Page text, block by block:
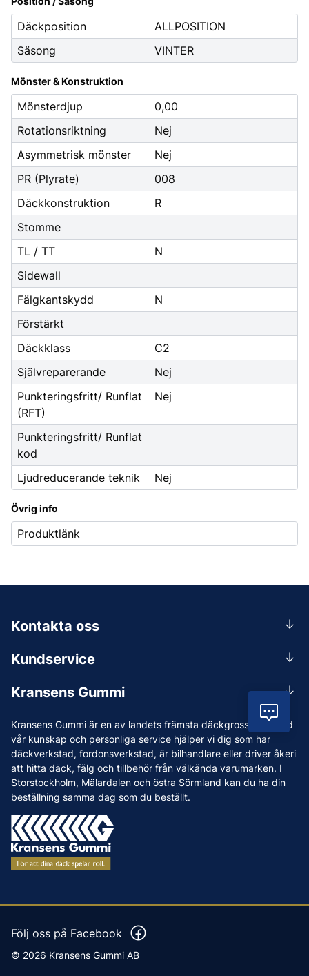
Däckposition
ALLPOSITION
Säsong
VINTER
Mönster & Konstruktion
Mönsterdjup
0,00
Rotationsriktning
Nej
Asymmetrisk mönster
Nej
PR (Plyrate)
008
Däckkonstruktion
R
Stomme
TL / TT
N
Sidewall
Fälgkantskydd
N
Förstärkt
Däckklass
C2
Självreparerande
Nej
Punkteringsfritt/ Runflat
(RFT)
Nej
Punkteringsfritt/ Runflat
kod
Ljudreducerande teknik
Nej
Övrig info
Produktlänk
Kransens Gummi är en av landets främsta däckgrossister. Med
vår kunskap och personliga service hjälper vi dig som har
däckverkstad, fordonsverkstad, är bilhandlare eller driver åkeri
att hitta däck, fälg och tillbehör från välkända varumärken. I
Storstockholm, Mälardalen och östra Sörmland kan du ha din
beställning samma dag som du beställt.
Kundservice
Leverans
Reklamation & återköp
Betalning & faktura
Köpvillkor
Vanliga frågor och svar
Kransens Gummi
Vi som jobbar på Kransens Gummi
Jobba hos oss
Nyheter
Tips & Råd
Varumärken
Våra Verkstäder
Press
Kontakta oss
0156-409 00
Mån-Tors 07.30-16:30, Fre 07.30-15.00.
Lunchstängt 12:00-12:30
Följ oss på Facebook
© 2026 Kransens Gummi AB